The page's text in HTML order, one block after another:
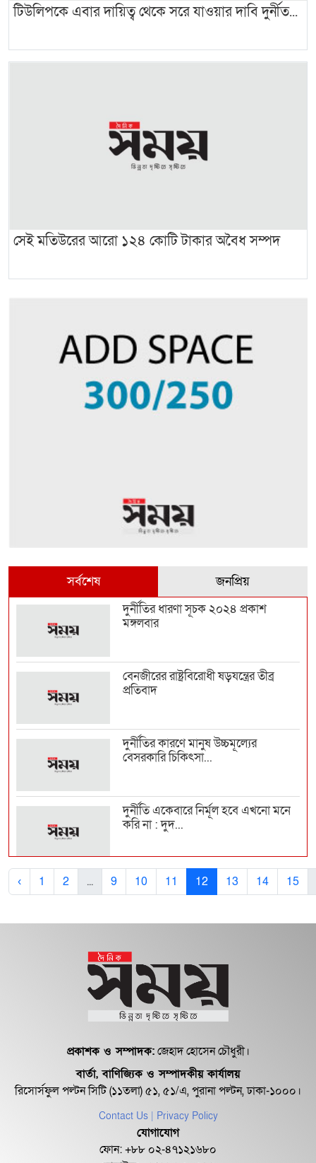
টিউলিপকে এবার দায়িত্ব থেকে সরে যাওয়ার দাবি দুর্নীত...
সেই মতিউরের আরো ১২৪ কোটি টাকার অবৈধ সম্পদ
সর্বশেষ
জনপ্রিয়
দুর্নীতির ধারণা সূচক ২০২৪ প্রকাশ
মঙ্গলবার
বেনজীরের রাষ্ট্রবিরোধী ষড়যন্ত্রের তীব্র
প্রতিবাদ
দুর্নীতির কারণে মানুষ উচ্চমূল্যের
বেসরকারি চিকিৎসা...
দুর্নীতি একেবারে নির্মূল হবে এখনো মনে
করি না : দুদ...
জোরালো হচ্ছে টিউলিপের এমপি পদ
ছাড়ার দাবি
দেবেন না, পুলিশ...
লন্ডনের ফ্ল্যাটের উৎস সম্পর্কে অবগত
ছিলেন না টিউলি...
জিয়া অরফানেজ ট্রাস্ট মামলায় খালেদা
জিয়াসহ সব আসামি...
টিউলিপকে এবার দায়িত্ব থেকে সরে
‹ 1 2 ... 9 10 11 12 13 14 15
প্রকাশক ও সম্পাদক:জেহাদ হোসেন চৌধুরী।
বার্তা, বাণিজ্যিক ও সম্পাদকীয় কার্যালয়
রিসোর্সফুল পল্টন সিটি (১১তলা) ৫১, ৫১/এ, পুরানা পল্টন, ঢাকা-১০০০।
Contact Us | Privacy Policy
যোগাযোগ
ফোন: +৮৮ ০২-৪৭১২১৬৮০